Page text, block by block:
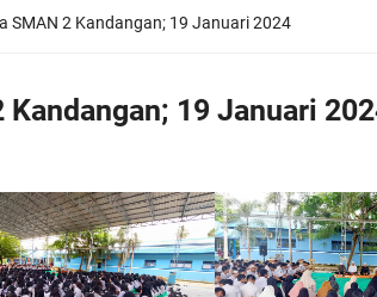
SMAN 2 Kandangan; 19 Januari 2024
19 Januari